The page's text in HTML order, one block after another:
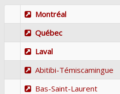
Montréal
Québec
Laval
Abitibi-Témiscamingue
Bas-Saint-Laurent